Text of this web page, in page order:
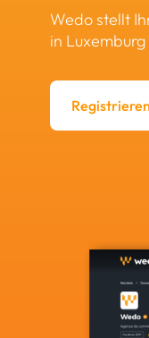
Wedo stellt
in
Registrieren